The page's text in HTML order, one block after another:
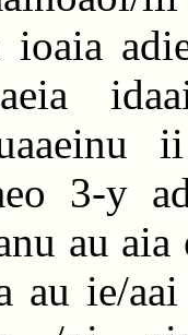
3-y
au aia
au ie/